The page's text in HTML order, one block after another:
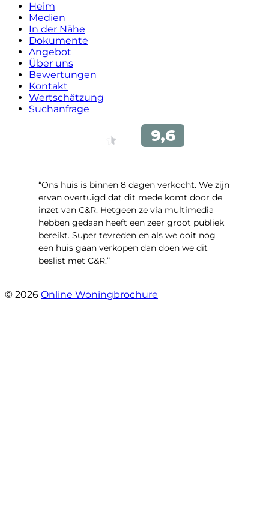
Heim
Medien
In der Nähe
Dokumente
Angebot
Über uns
Bewertungen
Kontakt
Wertschätzung
Suchanfrage
“Ons huis is binnen 8 dagen verkocht. We zijn
ervan overtuigd dat dit mede komt door de
inzet van C&R. Hetgeen ze via multimedia
hebben gedaan heeft een zeer groot publiek
bereikt. Super tevreden en als we ooit nog
een huis gaan verkopen dan doen we dit
beslist met C&R.”
© 2026 Online Woningbrochure